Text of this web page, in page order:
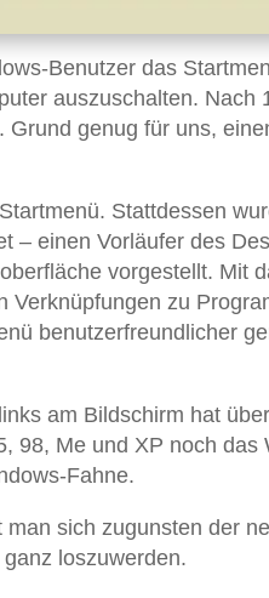
Benutzer das
auszuschalten. Nach
Grund genug für uns,
Stattdessen
– einen Vorläufer des
vorgestellt. Mit
Verknüpfungen zu
benutzerfreundlicher
am Bildschirm hat
98, Me und XP noch das
Fahne.
sich zugunsten der
loszuwerden.